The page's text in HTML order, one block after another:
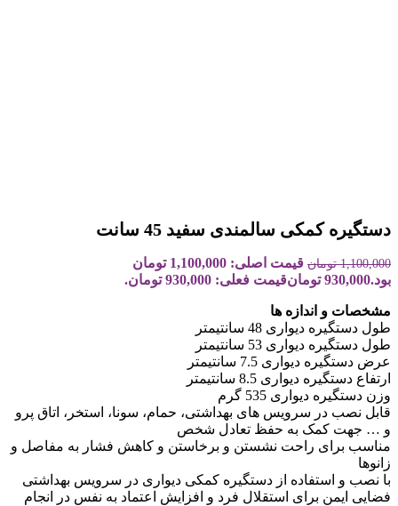
دستگیره کمکی سالمندی سفید 45 سانت
1,100,000 تومان
قیمت اصلی: 1,100,000 تومان
بود.930,000 تومانقیمت فعلی: 930,000 تومان.
مشخصات و اندازه ها
طول دستگیره دیواری 48 سانتیمتر
طول دستگیره دیواری 53 سانتیمتر
عرض دستگیره دیواری 7.5 سانتیمتر
ارتفاع دستگیره دیواری 8.5 سانتیمتر
وزن دستگیره دیواری 535 گرم
قابل نصب در سرویس های بهداشتی، حمام، سونا، استخر، اتاق پرو
و … جهت کمک به حفظ تعادل شخص
مناسب برای راحت نشستن و برخاستن و کاهش فشار به مفاصل و
زانوها
با نصب و استفاده از دستگیره کمکی دیواری در سرویس بهداشتی
فضایی ایمن برای استقلال فرد و افزایش اعتماد به نفس در انجام